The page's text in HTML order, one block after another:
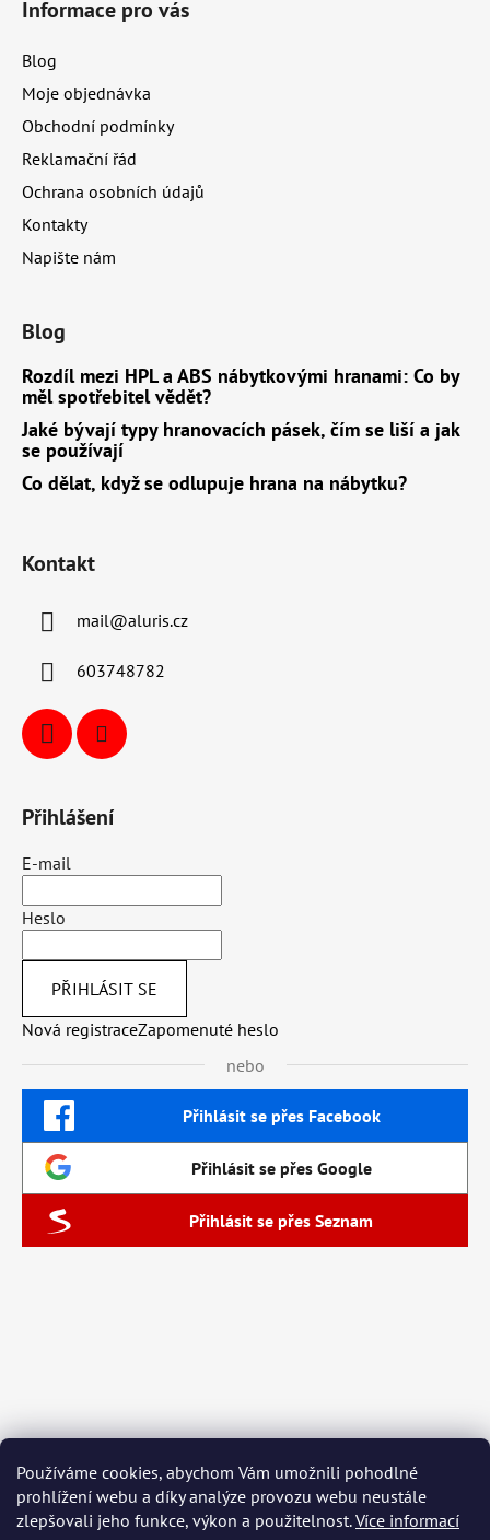
Používáme cookies, abychom Vám umožnili pohodlné
prohlížení webu a díky analýze provozu webu neustále
zlepšovali jeho funkce, výkon a použitelnost.Více informací
Informace pro vás
Blog
Moje objednávka
Obchodní podmínky
Reklamační řád
Ochrana osobních údajů
Kontakty
Napište nám
Blog
Rozdíl mezi HPL a ABS nábytkovými hranami: Co by
měl spotřebitel vědět?
Jaké bývají typy hranovacích pásek, čím se liší a jak
se používají
Co dělat, když se odlupuje hrana na nábytku?
Kontakt
mail@aluris.cz
603748782
Přihlášení
E-mail
Heslo
PŘIHLÁSIT SE
Nová registraceZapomenuté heslo
nebo
Přihlásit se přes Facebook
Přihlásit se přes Google
Přihlásit se přes Seznam